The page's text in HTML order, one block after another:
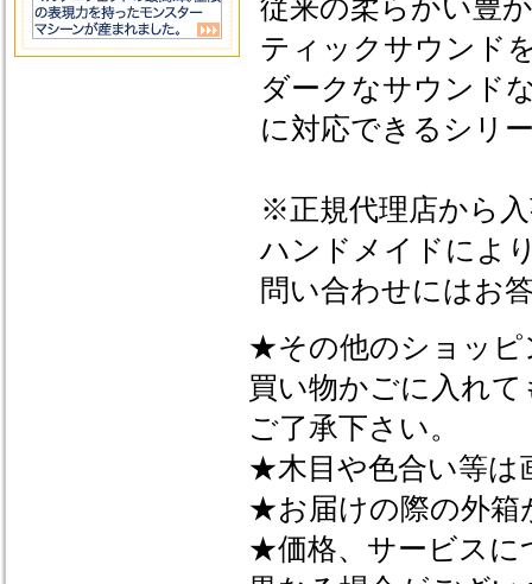
従来の柔らかい豊
ティックサウンド
ダークなサウンド
に対応できるシリ
※正規代理店から
ハンドメイドによ
問い合わせにはお
★その他のショッピ
買い物かごに入れ
ご了承下さい。
★木目や色合い等は
★お届けの際の外箱
★価格、サービスに